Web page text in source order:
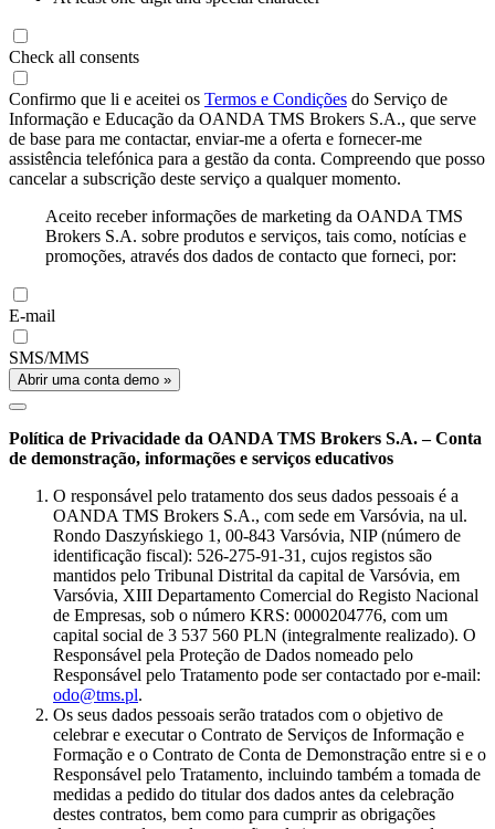
Check all consents
Confirmo que li e aceitei os Termos e Condições do Serviço de
Informação e Educação da OANDA TMS Brokers S.A., que serve
de base para me contactar, enviar-me a oferta e fornecer-me
assistência telefónica para a gestão da conta. Compreendo que posso
cancelar a subscrição deste serviço a qualquer momento.
Aceito receber informações de marketing da OANDA TMS
Brokers S.A. sobre produtos e serviços, tais como, notícias e
promoções, através dos dados de contacto que forneci, por:
E-mail
SMS/MMS
Abrir uma conta demo »
Política de Privacidade da OANDA TMS Brokers S.A. – Conta
de demonstração, informações e serviços educativos
O responsável pelo tratamento dos seus dados pessoais é a
OANDA TMS Brokers S.A., com sede em Varsóvia, na ul.
Rondo Daszyńskiego 1, 00-843 Varsóvia, NIP (número de
identificação fiscal): 526-275-91-31, cujos registos são
mantidos pelo Tribunal Distrital da capital de Varsóvia, em
Varsóvia, XIII Departamento Comercial do Registo Nacional
de Empresas, sob o número KRS: 0000204776, com um
capital social de 3 537 560 PLN (integralmente realizado). O
Responsável pela Proteção de Dados nomeado pelo
Responsável pelo Tratamento pode ser contactado por e-mail:
odo@tms.pl.
Os seus dados pessoais serão tratados com o objetivo de
celebrar e executar o Contrato de Serviços de Informação e
Formação e o Contrato de Conta de Demonstração entre si e o
Responsável pelo Tratamento, incluindo também a tomada de
medidas a pedido do titular dos dados antes da celebração
destes contratos, bem como para cumprir as obrigações